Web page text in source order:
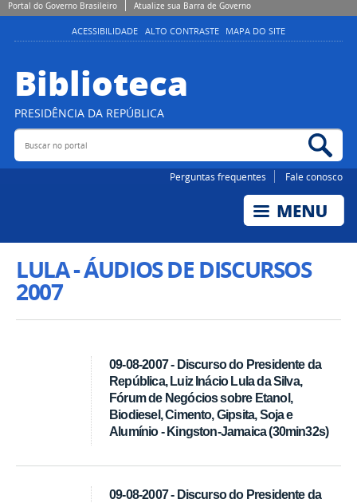
Portal do Governo Brasileiro Atualize sua Barra de Governo
ACESSIBILIDADE ALTO CONTRASTE MAPA DO SITE
Biblioteca
PRESIDÊNCIA DA REPÚBLICA
Buscar no portal
Perguntas frequentes Fale conosco
LULA - ÁUDIOS DE DISCURSOS
2007
09-08-2007 - Discurso do Presidente da
República, Luiz Inácio Lula da Silva,
Fórum de Negócios sobre Etanol,
Biodiesel, Cimento, Gipsita, Soja e
Alumínio - Kingston-Jamaica (30min32s)
09-08-2007 - Discurso do Presidente da